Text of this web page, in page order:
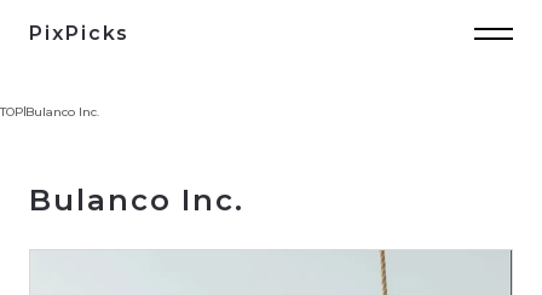
PixPicks
TOP Bulanco Inc.
Bulanco Inc.